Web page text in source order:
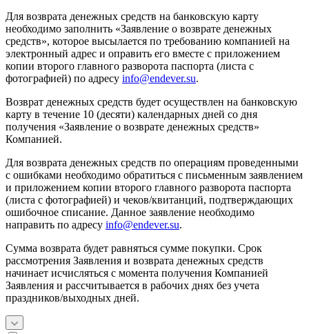
Для возврата денежных средств на банковскую карту
необходимо заполнить «Заявление о возврате денежных
средств», которое высылается по требованию компанией на
электронный адрес и оправить его вместе с приложением
копии второго главного разворота паспорта (листа с
фотографией) по адресу info@endever.su.
Возврат денежных средств будет осуществлен на банковскую
карту в течение 10 (десяти) календарных дней со дня
получения «Заявление о возврате денежных средств»
Компанией.
Для возврата денежных средств по операциям проведенными
с ошибками необходимо обратиться с письменным заявлением
и приложением копии второго главного разворота паспорта
(листа с фотографией) и чеков/квитанций, подтверждающих
ошибочное списание. Данное заявление необходимо
направить по адресу info@endever.su.
Сумма возврата будет равняться сумме покупки. Срок
рассмотрения Заявления и возврата денежных средств
начинает исчисляться с момента получения Компанией
Заявления и рассчитывается в рабочих днях без учета
праздников/выходных дней.